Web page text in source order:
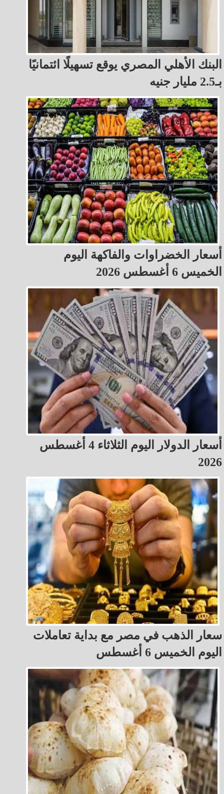
البنك الأهلي المصري يوقع تسهيلًا ائتمانيًا
بـ2.5 مليار جنيه
أسعار الخضراوات والفاكهة اليوم
الخميس 6 أغسطس 2026
أسعار الدولار اليوم الثلاثاء 4 أغسطس
2026
سعار الذهب في مصر مع بداية تعاملات
اليوم الخميس 6 أغسطس